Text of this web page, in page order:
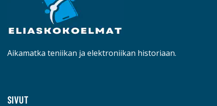
Aikamatka teniikan ja elektroniikan historiaan.
SIVUT